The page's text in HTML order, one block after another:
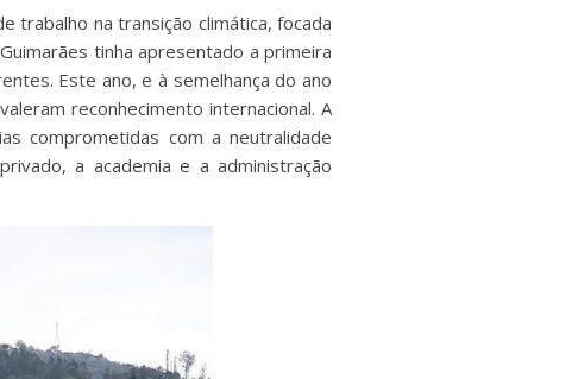
trabalho na transição climática, focada
tinha apresentado a primeira
Este ano, e à semelhança do ano
reconhecimento internacional. A
comprometidas com a neutralidade
a academia e a administração